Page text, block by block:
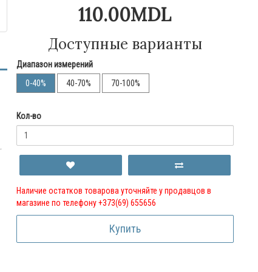
110.00MDL
Доступные варианты
Диапазон измерений
0-40%
40-70% 70-100%
Кол-во
Наличие остатков товарова уточняйте у продавцов в
магазине по телефону +373(69) 655656
Купить